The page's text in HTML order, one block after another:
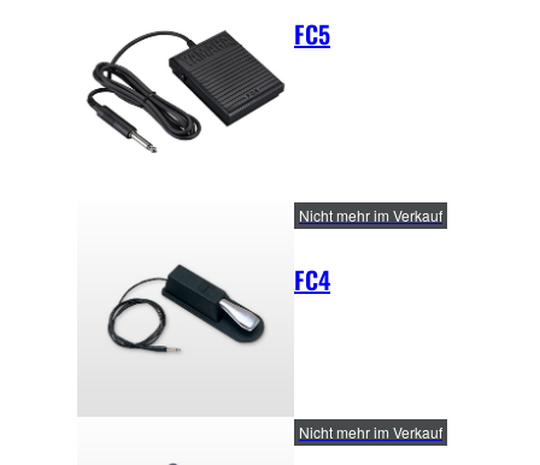
FC5
FC4
Nicht mehr im Verkauf
Nicht mehr im Verkauf